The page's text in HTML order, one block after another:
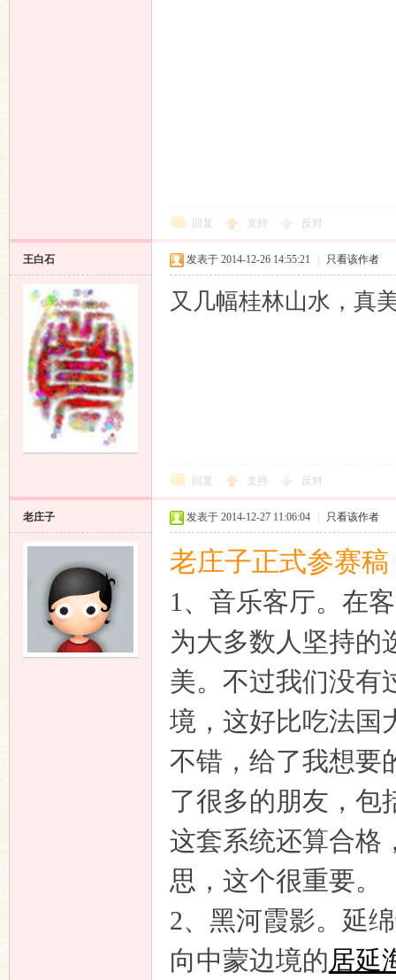
回复 支持 反对
王白石 发表于 2014-12-26 14:55:21 只看该作者
又几幅桂林山水，真
回复 支持 反对
老庄子 发表于 2014-12-27 11:06:04 只看该作者
老庄子正式参赛稿
1、 音乐客厅。 在
为大多数人坚持的
美。不过我们没有
境，这好比吃法国
不错，给了我想要
了很多的朋友，包
这套系统还算合格
思，这个很重要。
2、 黑河霞影。 延
向中蒙边境的居延